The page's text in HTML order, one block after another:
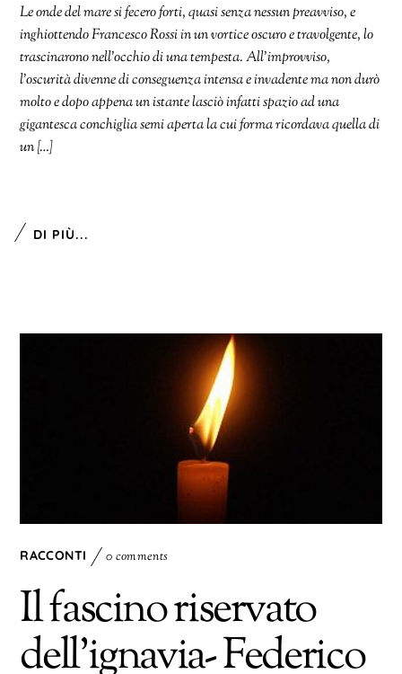
Le onde del mare si fecero forti, quasi senza nessun preavviso, e
inghiottendo Francesco Rossi in un vortice oscuro e travolgente, lo
trascinarono nell’occhio di una tempesta. All’improvviso,
l’oscurità divenne di conseguenza intensa e invadente ma non durò
molto e dopo appena un istante lasciò infatti spazio ad una
gigantesca conchiglia semi aperta la cui forma ricordava quella di
un […]
DI PIÙ...
RACCONTI 0 comments
Il fascino riservato
dell’ignavia- Federico